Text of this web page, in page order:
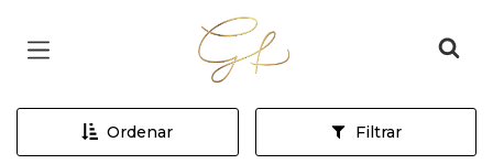
Página inicial
Ordenar Filtrar